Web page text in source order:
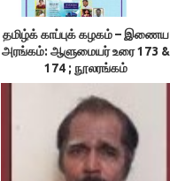
தமிழ்க் காப்புக் கழகம் – இணைய
அரங்கம்: ஆளுமையர் உரை 173 &
174 ; நூலரங்கம்